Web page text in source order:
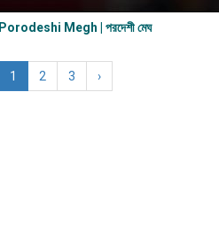
Porodeshi Megh | পরদেশী মেঘ
1 2 3 ›